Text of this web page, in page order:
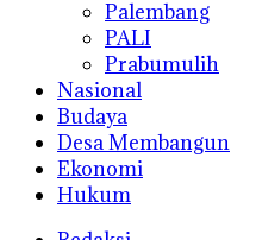
Palembang
PALI
Prabumulih
Nasional
Budaya
Desa Membangun
Ekonomi
Hukum